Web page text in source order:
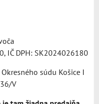
IČ DPH: SK2024026180
súdu Košice I
V